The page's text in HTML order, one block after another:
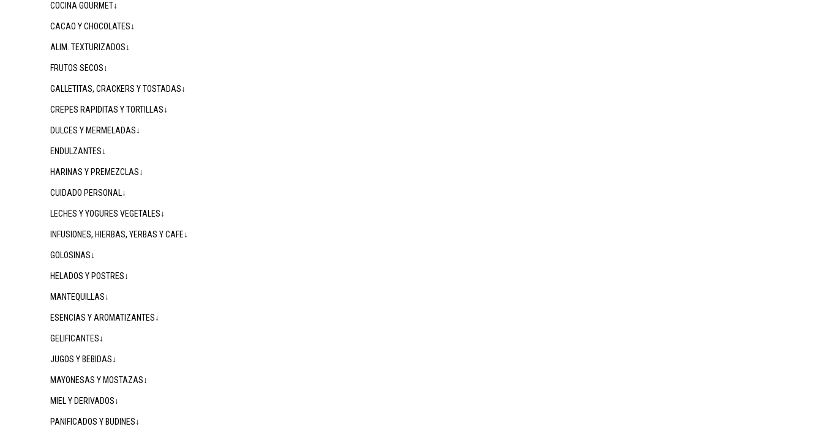
COCINA GOURMET↓
CACAO Y CHOCOLATES↓
ALIM. TEXTURIZADOS↓
FRUTOS SECOS↓
GALLETITAS, CRACKERS Y TOSTADAS↓
CREPES RAPIDITAS Y TORTILLAS↓
DULCES Y MERMELADAS↓
ENDULZANTES↓
HARINAS Y PREMEZCLAS↓
CUIDADO PERSONAL↓
LECHES Y YOGURES VEGETALES↓
INFUSIONES, HIERBAS, YERBAS Y CAFE↓
GOLOSINAS↓
HELADOS Y POSTRES↓
MANTEQUILLAS↓
ESENCIAS Y AROMATIZANTES↓
GELIFICANTES↓
JUGOS Y BEBIDAS↓
MAYONESAS Y MOSTAZAS↓
MIEL Y DERIVADOS↓
PANIFICADOS Y BUDINES↓